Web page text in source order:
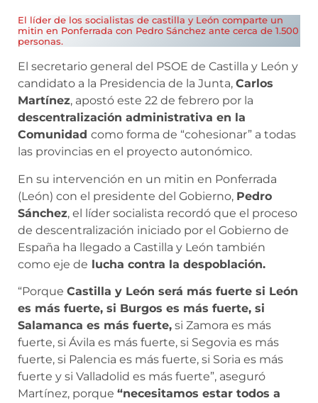
El líder de los socialistas de castilla y León comparte un
mitin en Ponferrada con Pedro Sánchez ante cerca de 1.500
personas.
El secretario general del PSOE de Castilla y León y
candidato a la Presidencia de la Junta, Carlos
Martínez, apostó este 22 de febrero por la
descentralización administrativa en la
Comunidad como forma de “cohesionar” a todas
las provincias en el proyecto autonómico.
En su intervención en un mitin en Ponferrada
(León) con el presidente del Gobierno, Pedro
Sánchez, el líder socialista recordó que el proceso
de descentralización iniciado por el Gobierno de
España ha llegado a Castilla y León también
como eje de lucha contra la despoblación.
“Porque Castilla y León será más fuerte si León
es más fuerte, si Burgos es más fuerte, si
Salamanca es más fuerte, si Zamora es más
fuerte, si Ávila es más fuerte, si Segovia es más
fuerte, si Palencia es más fuerte, si Soria es más
fuerte y si Valladolid es más fuerte”, aseguró
Martínez, porque “necesitamos estar todos a